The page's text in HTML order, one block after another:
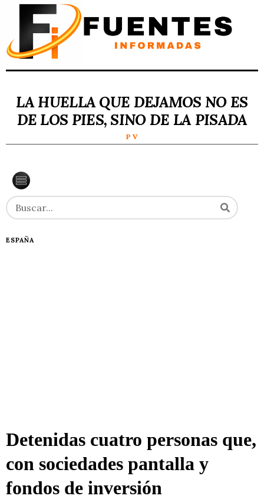
LA HUELLA QUE DEJAMOS NO ES
DE LOS PIES, SINO DE LA PISADA
P V
ESPAÑA
Detenidas cuatro personas que,
con sociedades pantalla y
fondos de inversión